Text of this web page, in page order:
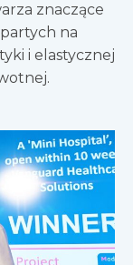
znaczące
na
i elastycznej